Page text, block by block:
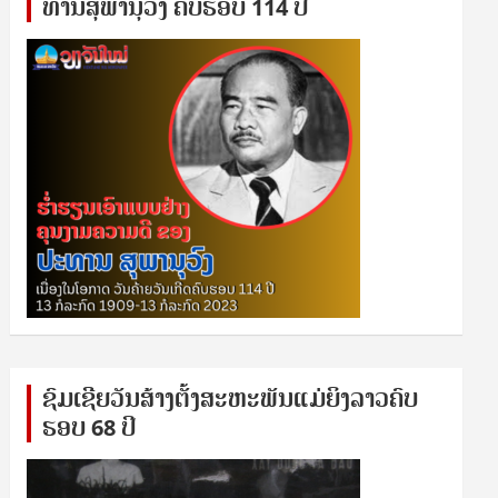
ທານ​ສຸ​ພາ​ນຸ​ວົງ ຄົບ​ຮອບ 114 ປີ
ຊົ​ມ​ເຊີຍ​ວັນ​ສ້າງ​ຕັ້ງ​ສະ​ຫະ​ພັນ​ແມ່​ຍິງ​​ລາວຄົບ​
ຮອບ 68 ປິ